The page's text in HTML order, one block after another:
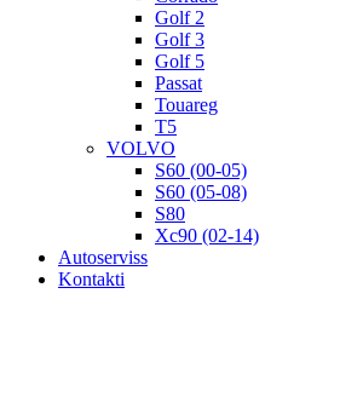
Golf 2
Golf 3
Golf 5
Passat
Touareg
T5
VOLVO
S60 (00-05)
S60 (05-08)
S80
Xc90 (02-14)
Autoserviss
Kontakti